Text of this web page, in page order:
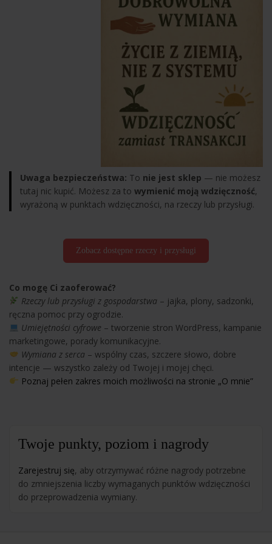
Uwaga bezpieczeństwa: To nie jest sklep — nie możesz
tutaj nic kupić. Możesz za to wymienić moją wdzięczność,
wyrażoną w punktach wdzięczności, na rzeczy lub przysługi.
Zobacz dostępne rzeczy i przysługi
Co mogę Ci zaoferować?
Rzeczy lub przysługi z gospodarstwa – jajka, plony, sadzonki,
ręczna pomoc przy ogrodzie.
Umiejętności cyfrowe – tworzenie stron WordPress, kampanie
marketingowe, porady komunikacyjne.
Wymiana z serca – wspólny czas, szczere słowo, dobre
intencje — wszystko zależy od Twojej i mojej chęci.
Poznaj pełen zakres moich możliwości na stronie „O mnie”
Twoje punkty, poziom i nagrody
Zarejestruj się, aby otrzymywać różne nagrody potrzebne
do zmniejszenia liczby wymaganych punktów wdzięczności
do przeprowadzenia wymiany.